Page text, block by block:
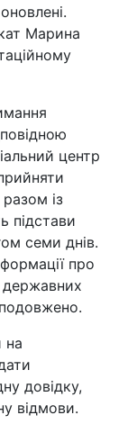
Марина
центр
із
підстави
семи днів.
про
державних
на
довідку,
відмови.